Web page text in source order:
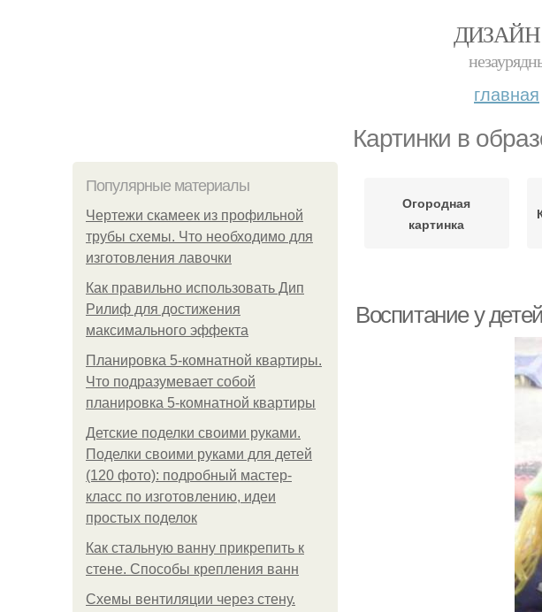
ДИЗАЙН
главная
Картинки в
Популярные материалы
Чертежи скамеек из профильной
трубы схемы. Что необходимо для
изготовления лавочки
Как правильно использовать Дип
Рилиф для достижения
максимального эффекта
Планировка 5-комнатной квартиры.
Что подразумевает собой
планировка 5-комнатной квартиры
Детские поделки своими руками.
Поделки своими руками для детей
(120 фото): подробный мастер-
класс по изготовлению, идеи
простых поделок
Как стальную ванну прикрепить к
стене. Способы крепления ванн
Схемы вентиляции через стену.
Огородная
картинка
Воспитание у